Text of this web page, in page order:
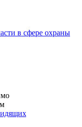
в сфере охраны